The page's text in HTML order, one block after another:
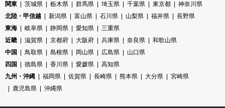
関東
茨城県 栃木県 群馬県 埼玉県 千葉県 東京都
神奈川県
北陸・甲信越
新潟県 富山県 石川県 山梨県 福井県
長野県
東海
岐阜県 静岡県 愛知県
三重県
近畿
滋賀県 京都府 大阪府 兵庫県 奈良県
和歌山県
中国
鳥取県 島根県 岡山県 広島県
山口県
四国
徳島県 香川県 愛媛県
高知県
九州・沖縄
福岡県 佐賀県 長崎県 熊本県 大分県
宮崎県
鹿児島県
沖縄県